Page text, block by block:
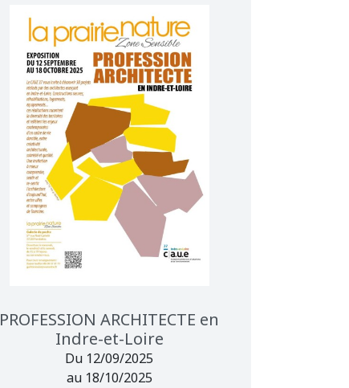
PROFESSION ARCHITECTE en
Indre-et-Loire
Du 12/09/2025
au 18/10/2025